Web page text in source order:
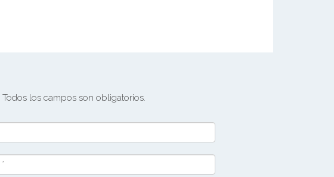
Todos los campos son obligatorios.